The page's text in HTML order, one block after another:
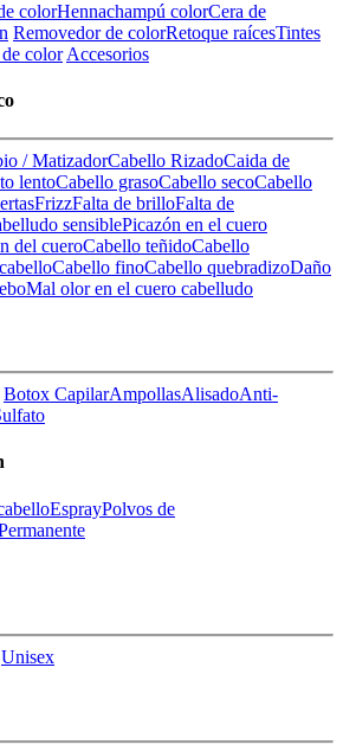
colorHennachampú colorCera de
Removedor de colorRetoque raícesTintes
color Accesorios
/ MatizadorCabello RizadoCaida de
lentoCabello grasoCabello secoCabello
FrizzFalta de brilloFalta de
sensiblePicazón en el cuero
del cueroCabello teñidoCabello
Cabello finoCabello quebradizoDaño
Mal olor en el cuero cabelludo
Botox CapilarAmpollasAlisadoAnti-
EsprayPolvos de
Unisex